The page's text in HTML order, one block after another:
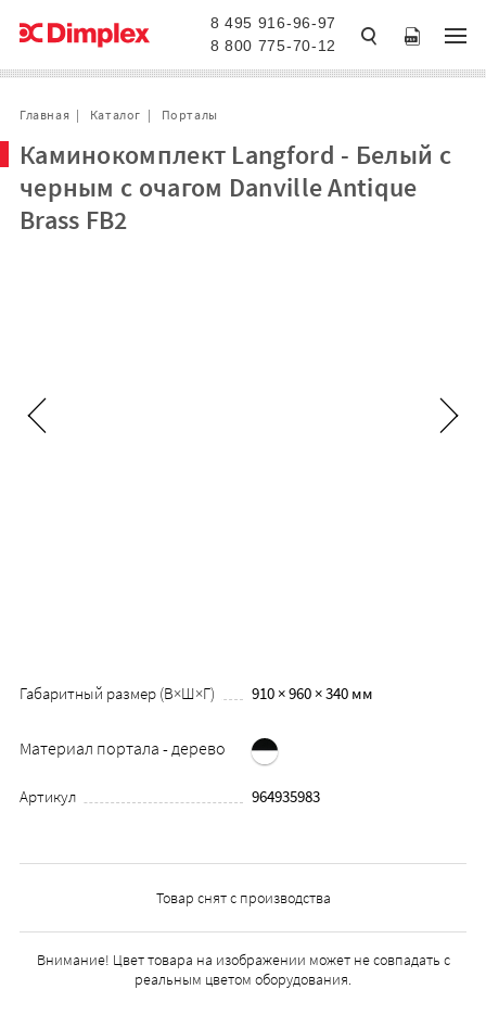
8 495 916-96-97
8 800 775-70-12
Главная Каталог Порталы
Каминокомплект Langford - Белый с
черным с очагом Danville Antique
Brass FB2
Габаритный размер (В×Ш×Г) 910 × 960 × 340 мм
Материал портала - дерево
Артикул 964935983
Товар снят с производства
Внимание! Цвет товара на изображении может не совпадать с
реальным цветом оборудования.